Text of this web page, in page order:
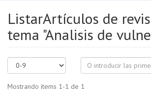
ListarArtículos de
tema "Analisis de
Mostrando ítems 1-1 de 1